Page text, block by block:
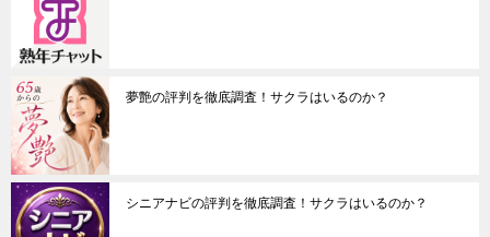
夢艶の評判を徹底調査！サクラはいるのか？
シニアナビの評判を徹底調査！サクラはいるのか？